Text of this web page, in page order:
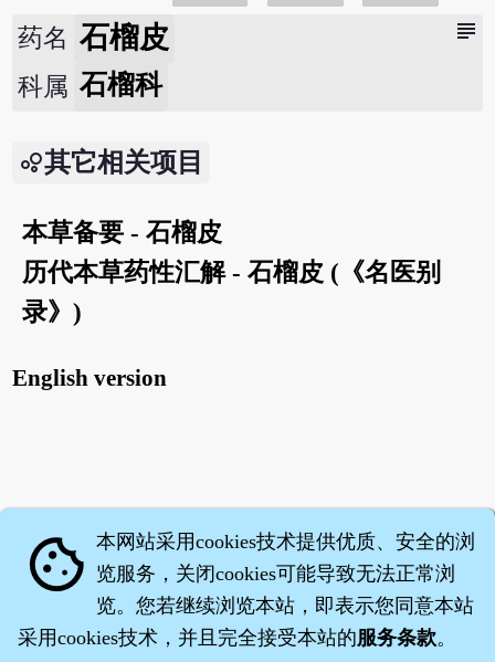
subject
药名 石榴皮
科属 石榴科
其它相关项目
本草备要 - 石榴皮
历代本草药性汇解 - 石榴皮 (《名医别
录》)
English version
cookie 本网站采用cookies技术提供优质、安全的浏
览服务，关闭cookies可能导致无法正常浏
览。您若继续浏览本站，即表示您同意本站
采用cookies技术，并且完全接受本站的服务条款。